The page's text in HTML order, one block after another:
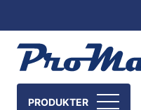
PRODUKTER